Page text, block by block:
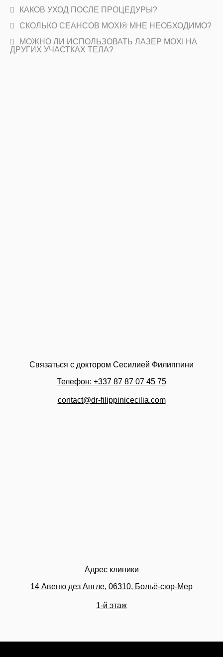
КАКОВ УХОД ПОСЛЕ ПРОЦЕДУРЫ?
СКОЛЬКО СЕАНСОВ MOXI® МНЕ НЕОБХОДИМО?
МОЖНО ЛИ ИСПОЛЬЗОВАТЬ ЛАЗЕР MOXI НА
ДРУГИХ УЧАСТКАХ ТЕЛА?
Связаться с доктором Сесилией Филиппини
Телефон: +337 87 87 07 45 75
contact@dr-filippinicecilia.com
Адрес клиники
14 Авеню дез Англе, 06310, Больё-сюр-Мер
1-й этаж